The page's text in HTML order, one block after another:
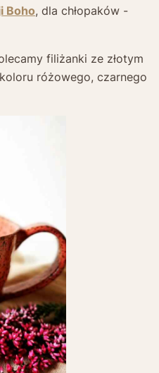
Boho, dla chłopaków -
filiżanki ze złotym
różowego, czarnego